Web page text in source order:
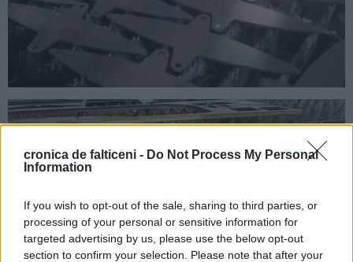
cronica de falticeni - Do Not Process My Personal
Information
If you wish to opt-out of the sale, sharing to third parties, or
processing of your personal or sensitive information for
targeted advertising by us, please use the below opt-out
section to confirm your selection. Please note that after your